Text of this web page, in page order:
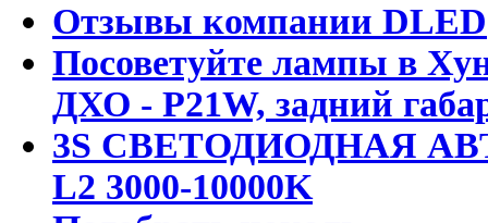
Отзывы компании DLED
Посоветуйте лампы в
ДХО - P21W, задний
3S СВЕТОДИОДНАЯ
L2 3000-10000K